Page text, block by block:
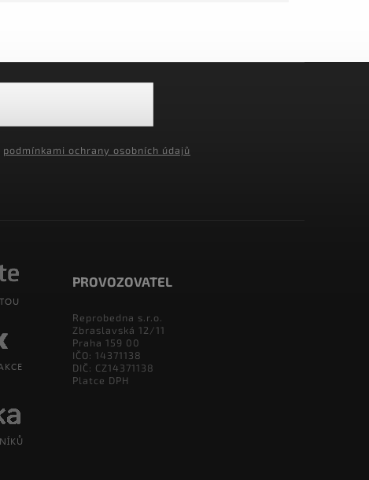
podmínkami ochrany osobních údajů
PROVOZOVATEL
Reprobedna s.r.o.
Zbraslavská 12/11
Praha 159 00
IČO: 14371138
DIČ: CZ14371138
Platce DPH